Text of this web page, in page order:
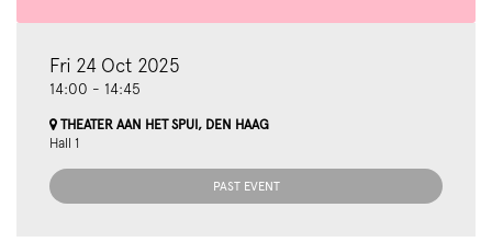
Fri 24 Oct 2025
14:00 - 14:45
THEATER AAN HET SPUI, DEN HAAG
Hall 1
PAST EVENT